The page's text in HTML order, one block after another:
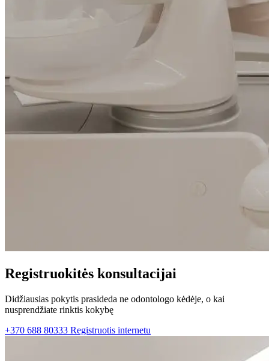
Registruokitės konsultacijai
Didžiausias pokytis prasideda ne odontologo kėdėje, o kai
nusprendžiate rinktis kokybę
+370 688 80333 Registruotis internetu